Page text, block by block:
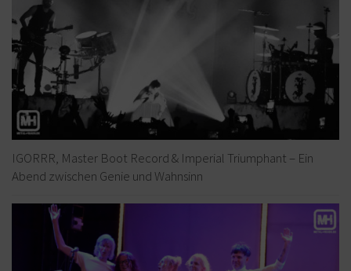
IGORRR, Master Boot Record & Imperial Triumphant – Ein
Abend zwischen Genie und Wahnsinn